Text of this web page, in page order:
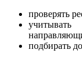
проверять
подбирать